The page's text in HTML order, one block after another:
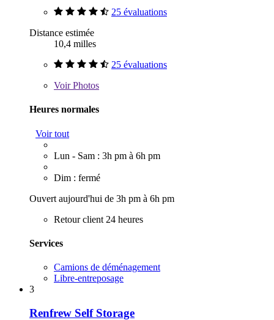
25 évaluations
Distance estimée
10,4 milles
25 évaluations
VoirPhotos
Heures normales
Voir tout
Lun - Sam : 3h pm à 6h pm
Dim : fermé
Ouvert aujourd'hui de 3h pm à 6h pm
Retour client 24 heures
Services
Camions de déménagement
Libre-entreposage
3
Renfrew Self Storage